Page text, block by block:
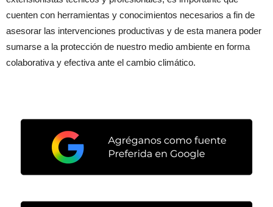
cuenten con herramientas y conocimientos necesarios a fin de
asesorar las intervenciones productivas y de esta manera poder
sumarse a la protección de nuestro medio ambiente en forma
colaborativa y efectiva ante el cambio climático.